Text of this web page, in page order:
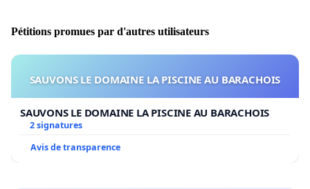
Pétitions promues par d'autres utilisateurs
SAUVONS LE DOMAINE LA PISCINE AU BARACHOIS
SAUVONS LE DOMAINE LA PISCINE AU BARACHOIS
2 signatures
Avis de transparence